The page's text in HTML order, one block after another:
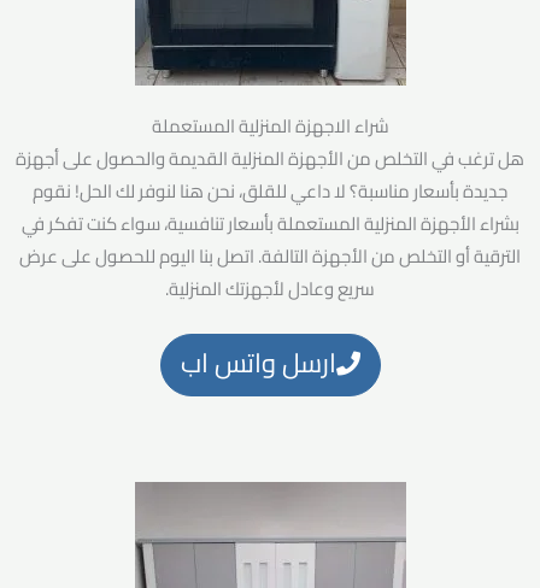
شراء الاجهزة المنزلية المستعملة
هل ترغب في التخلص من الأجهزة المنزلية القديمة والحصول على أجهزة
جديدة بأسعار مناسبة؟ لا داعي للقلق، نحن هنا لنوفر لك الحل! نقوم
بشراء الأجهزة المنزلية المستعملة بأسعار تنافسية، سواء كنت تفكر في
الترقية أو التخلص من الأجهزة التالفة. اتصل بنا اليوم للحصول على عرض
سريع وعادل لأجهزتك المنزلية.
ارسل واتس اب